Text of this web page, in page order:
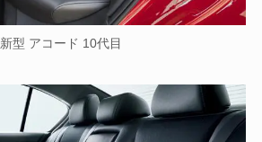
新型 アコード 10代目